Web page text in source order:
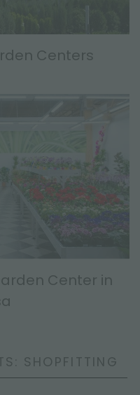
Centers
Center in
SHOPFITTING